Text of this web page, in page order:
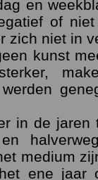
en
of
zich niet in
kunst
in de jaren
medium
ene jaar